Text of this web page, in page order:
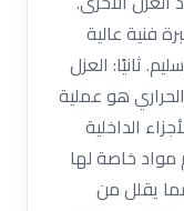
فنية عالية
ثانيًا: العزل
هو عملية
الداخلية
مواد خاصة لها
يقلل من